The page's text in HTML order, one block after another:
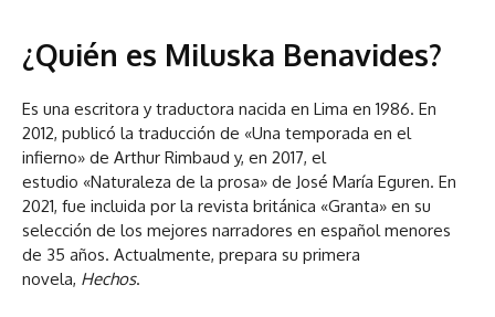
¿Quién es Miluska Benavides?
Es una escritora y traductora nacida en Lima en 1986. En
2012, publicó la traducción de «Una temporada en el
infierno» de Arthur Rimbaud y, en 2017, el
estudio «Naturaleza de la prosa» de José María Eguren. En
2021, fue incluida por la revista británica «Granta» en su
selección de los mejores narradores en español menores
de 35 años. Actualmente, prepara su primera
novela, Hechos.